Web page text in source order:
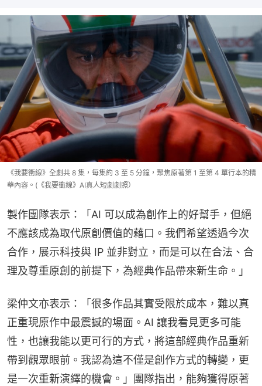
《我要衝線》全劇共 8 集，每集約 3 至 5 分鐘，聚焦原著第 1 至第 4 單行本的精
華內容。(《我要衝線》AI真人短劇劇照）
製作團隊表示：「AI 可以成為創作上的好幫手，但絕
不應該成為取代原創價值的藉口。我們希望透過今次
合作，展示科技與 IP 並非對立，而是可以在合法、合
理及尊重原創的前提下，為經典作品帶來新生命。」
梁仲文亦表示：「很多作品其實受限於成本，難以真
正重現原作中最震撼的場面。AI 讓我看見更多可能
性，也讓我能以更可行的方式，將這部經典作品重新
帶到觀眾眼前。我認為這不僅是創作方式的轉變，更
是一次重新演繹的機會。」團隊指出，能夠獲得原著